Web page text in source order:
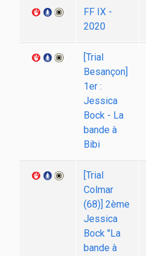
FF IX -
2020
[Trial
Besançon]
1er :
Jessica
Bock - La
bande à
Bibi
[Trial
Colmar
(68)] 2ème
Jessica
Bock "La
bande à